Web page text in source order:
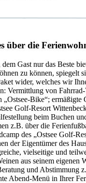
über die
Gast nur das Beste
zu können, spiegelt
wider, welches wir
Vermittlung von
Bike“; ermäßigte
Golf-Resort
beim Buchen
z.B. über die
des „Ostsee Golf-
der Eigentümer des
vielseitige und
aus seinem eigenen
und Abstimmung
Abend-Menü in Ihrer